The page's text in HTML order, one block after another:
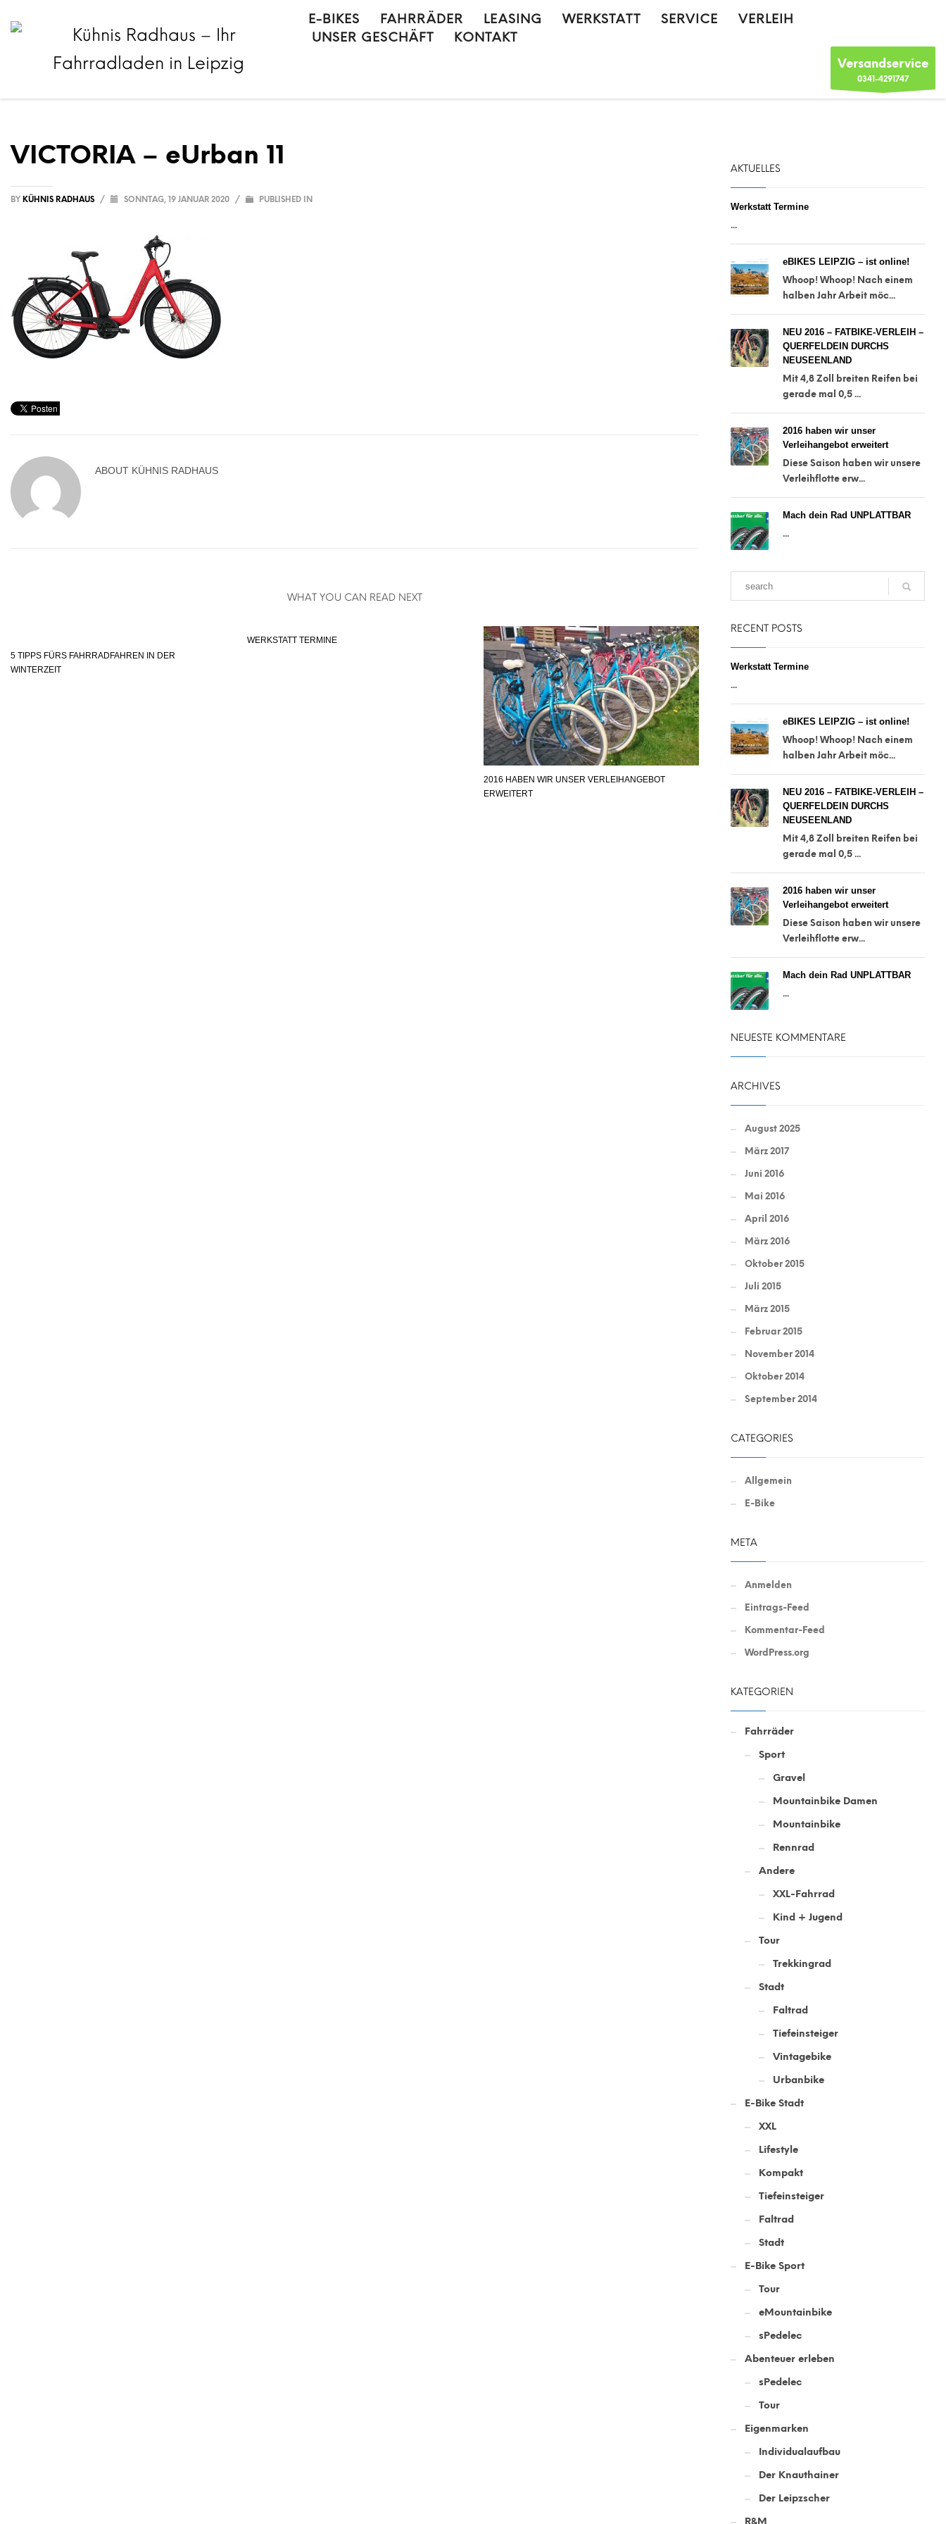
E-BIKES FAHRRÄDER LEASING WERKSTATT SERVICE
VERLEIH
UNSER GESCHÄFT
KONTAKT
Versandservice
0341-4291747
VICTORIA – eUrban 11
BY KÜHNIS RADHAUS / SONNTAG, 19 JANUAR 2020 / PUBLISHED IN
ABOUT KÜHNIS RADHAUS
WHAT YOU CAN READ NEXT
5 TIPPS FÜRS FAHRRADFAHREN IN DER
WINTERZEIT
WERKSTATT TERMINE
2016 HABEN WIR UNSER VERLEIHANGEBOT
ERWEITERT
AKTUELLES
Werkstatt Termine
...
eBIKES LEIPZIG – ist online!
Whoop! Whoop! Nach einem
halben Jahr Arbeit möc...
NEU 2016 – FATBIKE-VERLEIH –
QUERFELDEIN DURCHS
NEUSEENLAND
Mit 4,8 Zoll breiten Reifen bei
gerade mal 0,5 ...
2016 haben wir unser
Verleihangebot erweitert
Diese Saison haben wir unsere
Verleihflotte erw...
Mach dein Rad UNPLATTBAR
...
RECENT POSTS
Werkstatt Termine
...
eBIKES LEIPZIG – ist online!
Whoop! Whoop! Nach einem
halben Jahr Arbeit möc...
NEU 2016 – FATBIKE-VERLEIH –
QUERFELDEIN DURCHS
NEUSEENLAND
Mit 4,8 Zoll breiten Reifen bei
gerade mal 0,5 ...
2016 haben wir unser
Verleihangebot erweitert
Diese Saison haben wir unsere
Verleihflotte erw...
Mach dein Rad UNPLATTBAR
...
NEUESTE KOMMENTARE
ARCHIVES
August 2025
März 2017
Juni 2016
Mai 2016
April 2016
März 2016
Oktober 2015
Juli 2015
März 2015
Februar 2015
November 2014
Oktober 2014
September 2014
CATEGORIES
Allgemein
E-Bike
META
Anmelden
Eintrags-Feed
Kommentar-Feed
WordPress.org
KATEGORIEN
Fahrräder
Sport
Gravel
Mountainbike Damen
Mountainbike
Rennrad
Andere
XXL-Fahrrad
Kind + Jugend
Tour
Trekkingrad
Stadt
Faltrad
Tiefeinsteiger
Vintagebike
Urbanbike
E-Bike Stadt
XXL
Lifestyle
Kompakt
Tiefeinsteiger
Faltrad
Stadt
E-Bike Sport
Tour
eMountainbike
sPedelec
Abenteuer erleben
sPedelec
Tour
Eigenmarken
Individualaufbau
Der Knauthainer
Der Leipzscher
R&M